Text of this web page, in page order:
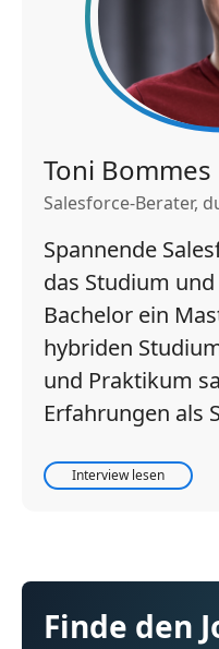
Toni Bommes
Salesforce-Berater,
Spannende
das Studium
Bachelor ein
hybriden
und Praktikum
Erfahrungen als
Interview lesen
Finde den